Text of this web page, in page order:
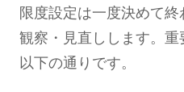
限度設定は一度決めて
観察・見直しします。
以下の通りです。